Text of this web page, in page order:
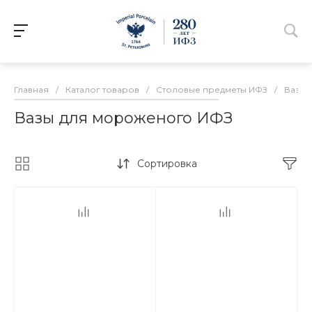
Главная / Каталог товаров / Столовые предметы ИФЗ / Вазы
Вазы для мороженого ИФЗ
Сортировка